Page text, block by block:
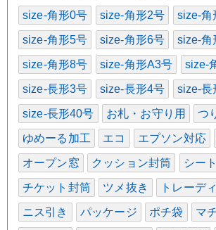
size-角形0号 size-角形2号 size-角
size-角形5号 size-角形6号 size-角
size-角形8号 size-角形A3号 size-
size-長形3号 size-長形4号 size-長
size-長形40号 お札・お守り用 つ
ゆめーる加工 エコ エプソン対応
オープン窓 クッション封筒 シート
チケット封筒 ツメ抜き トレーデ
ニス引き パッケージ ポチ袋 マ